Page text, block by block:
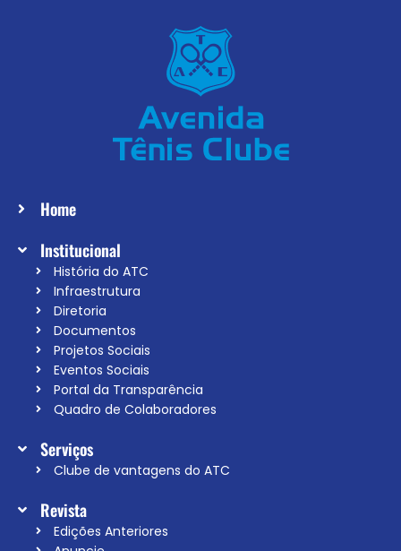
Home
Institucional
História do ATC
Infraestrutura
Diretoria
Documentos
Projetos Sociais
Eventos Sociais
Portal da Transparência
Quadro de Colaboradores
Serviços
Clube de vantagens do ATC
Revista
Edições Anteriores